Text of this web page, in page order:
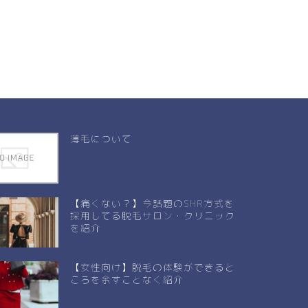
薄毛について
【痛くない？】今話題のSHR方式を
採用してる脱毛サロン・クリニック
を紹介
【女性向け】脱毛の体験ができると
ころを余すことなく紹介